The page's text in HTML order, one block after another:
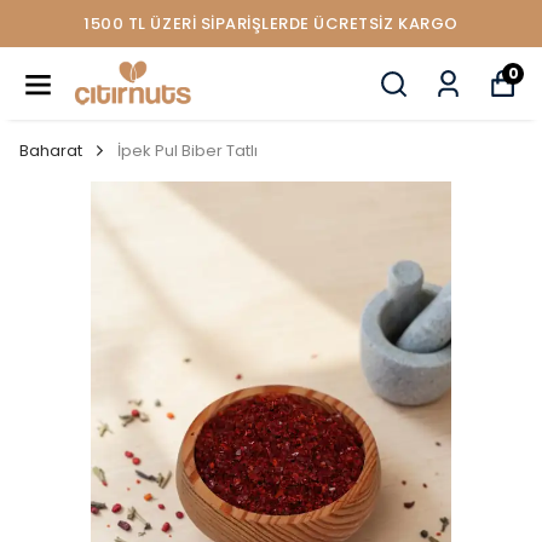
1500 TL ÜZERİ SİPARİŞLERDE ÜCRETSİZ KARGO
0
Baharat İpek Pul Biber Tatlı